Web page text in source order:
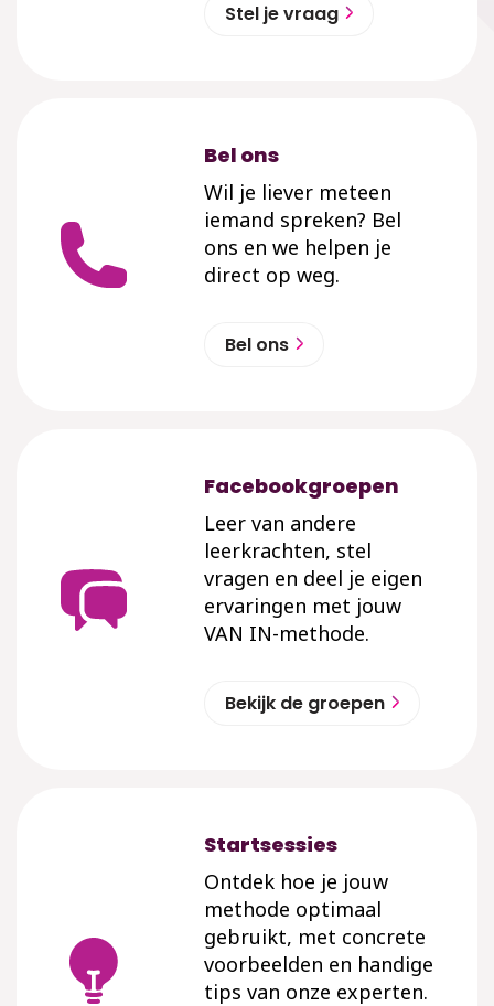
Stel je vraag
Bel ons
Wil je liever meteen
iemand spreken? Bel
ons en we helpen je
direct op weg.
Bel ons
Facebookgroepen
Leer van andere
leerkrachten, stel
vragen en deel je eigen
ervaringen met jouw
VAN IN-methode.
Bekijk de groepen
Startsessies
Ontdek hoe je jouw
methode optimaal
gebruikt, met concrete
voorbeelden en handige
tips van onze experten.